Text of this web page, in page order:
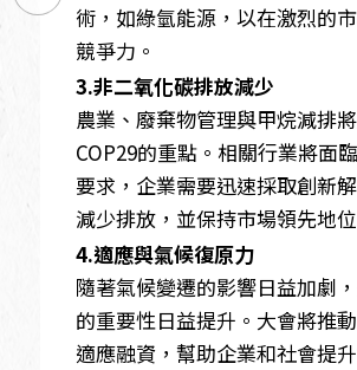
術，如綠氫能源，以在激烈的
競爭力。
3.非二氧化碳排放減少
農業、廢棄物管理與甲烷減排
COP29的重點。相關行業將面
要求，企業需要迅速採取創新
減少排放，並保持市場領先地位
4.適應與氣候復原力
隨著氣候變遷的影響日益加劇
的重要性日益提升。大會將推
適應融資，幫助企業和社會提